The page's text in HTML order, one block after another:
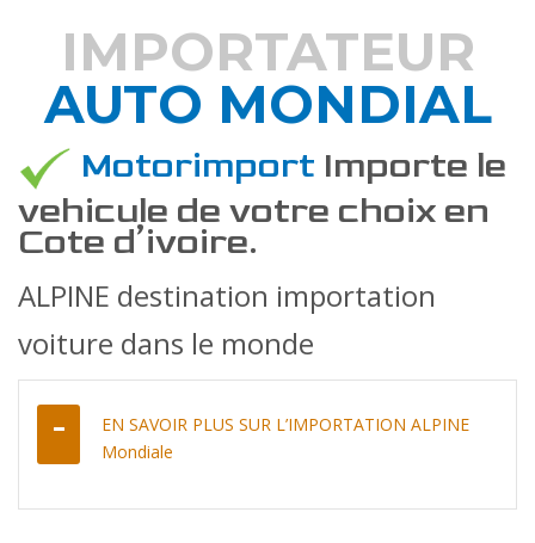
DÉCOUVREZ COMMENT
IMPORTATEUR
AUTO MONDIAL
Motorimport Importe le
vehicule de votre choix en
Cote d’ivoire.
ALPINE destination importation
voiture dans le monde
EN SAVOIR PLUS SUR L’IMPORTATION ALPINE
Mondiale